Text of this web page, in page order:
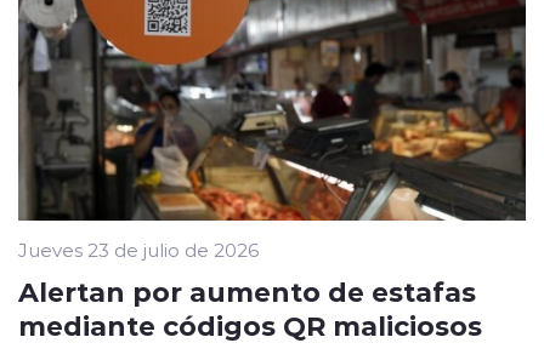
Jueves 23 de julio de 2026
Alertan por aumento de estafas
mediante códigos QR maliciosos